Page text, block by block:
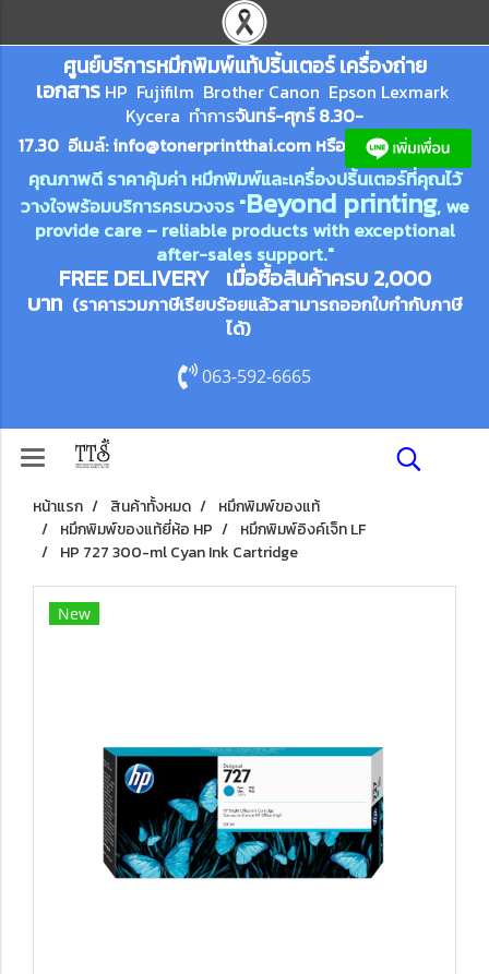
ศูนย์บริการหมึกพิมพ์แท้ปริ้นเตอร์ เครื่องถ่าย
เอกสาร HP Fujifilm Brother Canon Epson Lexmark
Kycera ทำการจันทร์-ศุกร์ 8.30-
17.30 อีเมล์:info@tonerprintthai.com หรือ
คุณภาพดี ราคาคุ้มค่า หมึกพิมพ์และเครื่องปริ้นเตอร์ที่คุณไว้
วางใจพร้อมบริการครบวงจร "Beyond printing, we
provide care – reliable products with exceptional
after-sales support."
FREE DELIVERY เมื่อซื้อสินค้าครบ 2,000
บาท (ราคารวมภาษีเรียบร้อยแล้วสามารถออกใบกำกับภาษี
ได้)
063-592-6665
หน้าแรก สินค้าทั้งหมด
หมึกพิมพ์ของแท้
หมึกพิมพ์ของแท้ยี่ห้อ HP
หมึกพิมพ์อิงค์เจ็ท LF
HP 727 300-ml Cyan Ink Cartridge
New